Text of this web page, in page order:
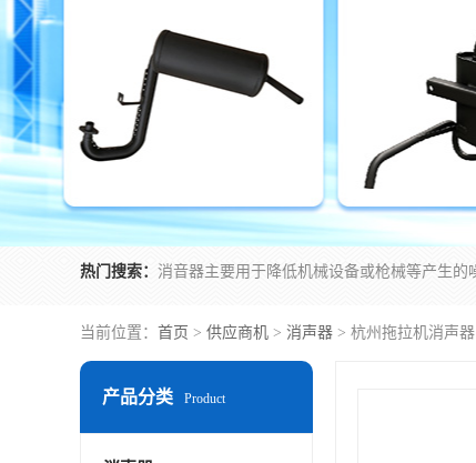
热门搜索：
当前位置： 首页 > 供应商机 > 消声器 > 杭州拖拉机消声器
产品分类 Product